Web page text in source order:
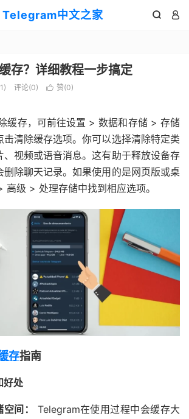
Telegram中文之家  
存？详细教程一步搞定
评论(0)  赞(0)
缓存，可前往设置 > 数据和存储 > 存储
击清除缓存选项。你可以选择清除特定类
、视频或语音消息。这有助于释放设备存
删除聊天记录。如果使用的是网页版或桌
高级 > 处理存储中找到相应选项。
存指南
好处
间：
Telegram在使用过程中会缓存大